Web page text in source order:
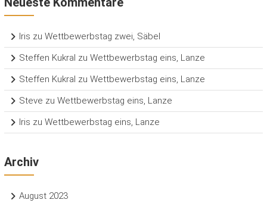
Iris zu Wettbewerbstag zwei, Säbel
Steffen Kukral zu Wettbewerbstag eins, Lanze
Steffen Kukral zu Wettbewerbstag eins, Lanze
Steve zu Wettbewerbstag eins, Lanze
Iris zu Wettbewerbstag eins, Lanze
Archiv
August 2023